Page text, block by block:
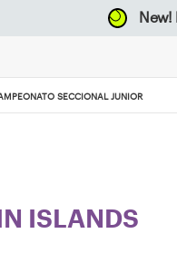
New!
SECCIONAL JUNIOR
ISLANDS